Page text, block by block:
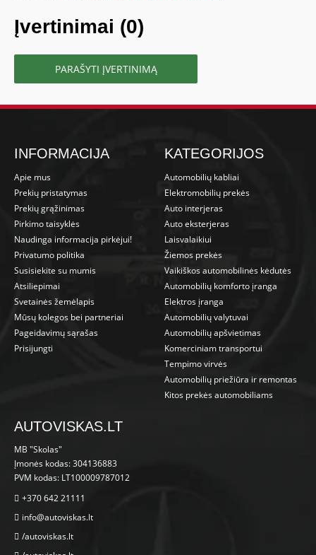
Įvertinimai (0)
PARAŠYTI ĮVERTINIMĄ
INFORMACIJA
Apie mus
Prekių pristatymas
Prekių grąžinimas
Pirkimo taisyklės
Naudinga informacija pirkėjui!
Privatumo politika
Susisiekite su mumis
Atsiliepimai
Svetainės žemėlapis
Mūsų kolegos bei partneriai
Pageidavimų sąrašas
Prisijungti
KATEGORIJOS
Automobilių kabliai
Elektromobilių prekės
Auto interjeras
Auto eksterjeras
Laisvalaikiui
Žiemos prekės
Vaikiškos automobilinės kėdutės
Automobilių komforto įranga
Elektros įranga
Automobilių valytuvai
Automobilių apšvietimas
Komerciniam transportui
Tempimo virvės
Automobilių priežiūra ir remontas
Kitos prekės automobiliams
AUTOVISKAS.LT
MB "Skolas"
Įmonės kodas: 304136883
PVM kodas: LT100009787012
+370 642 21111
info@autoviskas.lt
/autoviskas.lt